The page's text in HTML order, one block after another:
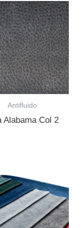
Antifluido
Alabama Col 2